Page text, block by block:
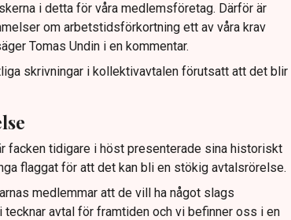
i detta för våra medlemsföretag. Därför är
om arbetstidsförkortning ett av våra krav
Tomas Undin i en kommentar.
skrivningar i kollektivavtalen förutsatt att det blir
facken tidigare i höst presenterade sina historiskt
flaggat för att det kan bli en stökig avtalsrörelse.
medlemmar att de vill ha något slags
avtal för framtiden och vi befinner oss i en